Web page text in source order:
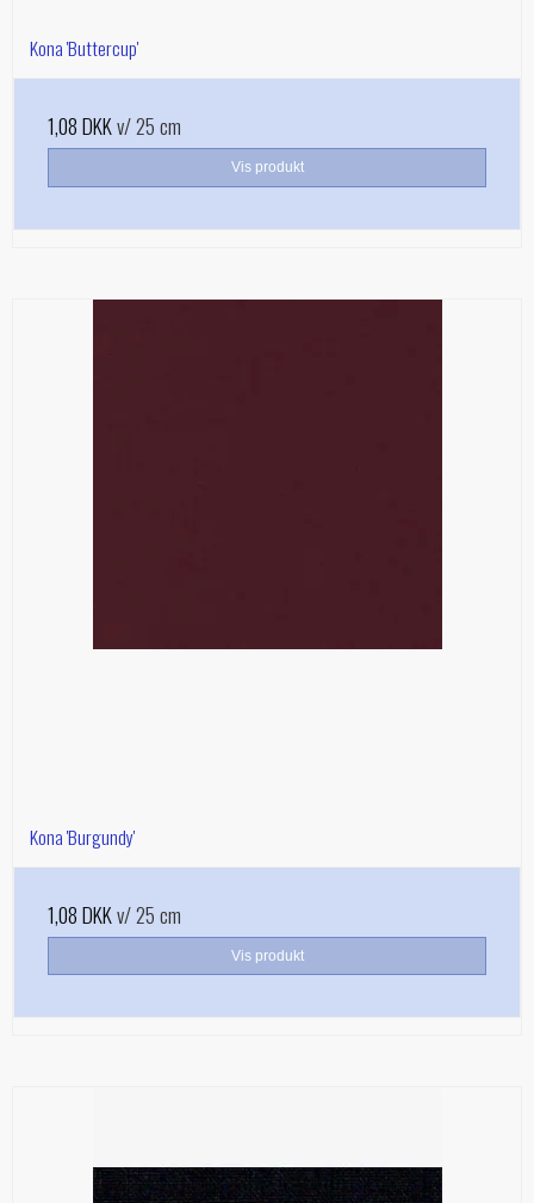
Kona 'Buttercup'
1,08 DKKv/ 25 cm
Vis produkt
Kona 'Burgundy'
1,08 DKKv/ 25 cm
Vis produkt